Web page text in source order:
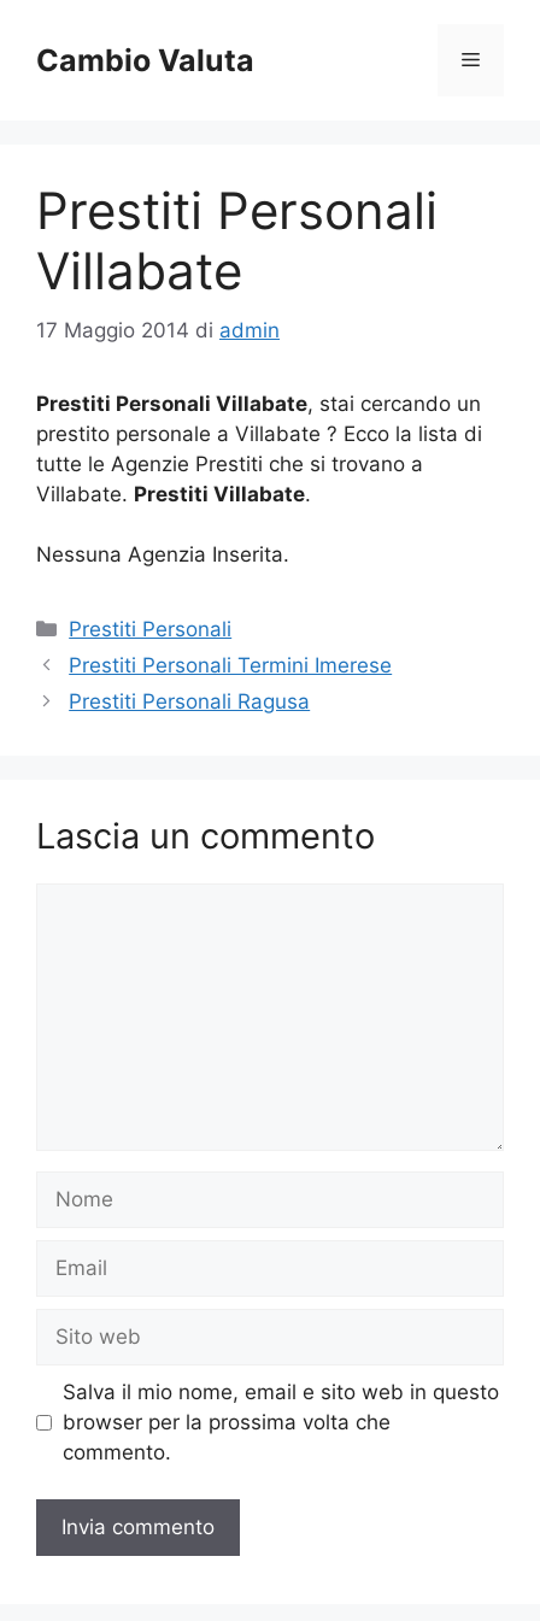
contenuto
Cambio Valuta Menu
Prestiti Personali
Villabate
17 Maggio 2014 di admin
Prestiti Personali Villabate, stai cercando un
prestito personale a Villabate ? Ecco la lista di
tutte le Agenzie Prestiti che si trovano a
Villabate. Prestiti Villabate.
Nessuna Agenzia Inserita.
Categorie
Prestiti Personali
Prestiti Personali Termini Imerese
Prestiti Personali Ragusa
Lascia un commento
Nome
Email
Sito
web
Salva il mio nome, email e sito web in questo
browser per la prossima volta che
commento.